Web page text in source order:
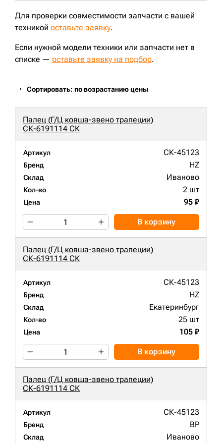
Для проверки совместимости запчасти с вашей
техникой оставьте заявку.
Если нужной модели техники или запчасти нет в
списке — оставьте заявку на подбор.
Сортировать: по возрастанию цены
Палец (Г/Ц ковша-звено трапеции)
СК-6191114 СК
Артикул СК-45123
Бренд HZ
Склад Иваново
Кол-во 2 шт
Цена 95 ₽
В корзину
Палец (Г/Ц ковша-звено трапеции)
СК-6191114 СК
Артикул СК-45123
Бренд HZ
Склад Екатеринбург
Кол-во 25 шт
Цена 105 ₽
В корзину
Палец (Г/Ц ковша-звено трапеции)
СК-6191114 СК
Артикул СК-45123
Бренд BP
Склад Иваново